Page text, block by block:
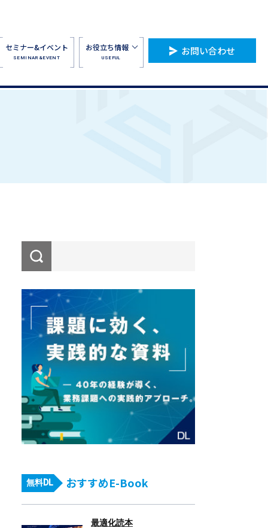
セミナー&イベント
SEMINAR&EVENT
お役立ち情報
USEFUL
お問い合わせ
無料DL おすすめE-Book
最適化読本